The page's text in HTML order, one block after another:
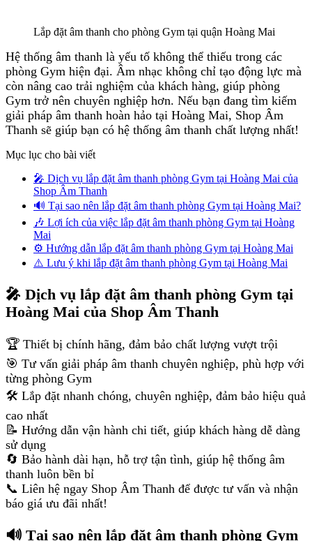
Lắp đặt âm thanh cho phòng Gym tại quận Hoàng Mai
Hệ thống âm thanh là yếu tố không thể thiếu trong các
phòng Gym hiện đại. Âm nhạc không chỉ tạo động lực mà
còn nâng cao trải nghiệm của khách hàng, giúp phòng
Gym trở nên chuyên nghiệp hơn. Nếu bạn đang tìm kiếm
giải pháp âm thanh hoàn hảo tại Hoàng Mai, Shop Âm
Thanh sẽ giúp bạn có hệ thống âm thanh chất lượng nhất!
Mục lục cho bài viết
🎤 Dịch vụ lắp đặt âm thanh phòng Gym tại Hoàng Mai của
Shop Âm Thanh
🔊 Tại sao nên lắp đặt âm thanh phòng Gym tại Hoàng Mai?
🎶 Lợi ích của việc lắp đặt âm thanh phòng Gym tại Hoàng
Mai
⚙️ Hướng dẫn lắp đặt âm thanh phòng Gym tại Hoàng Mai
⚠️ Lưu ý khi lắp đặt âm thanh phòng Gym tại Hoàng Mai
🎤 Dịch vụ lắp đặt âm thanh phòng Gym tại
Hoàng Mai của Shop Âm Thanh
🏆 Thiết bị chính hãng, đảm bảo chất lượng vượt trội
🎯 Tư vấn giải pháp âm thanh chuyên nghiệp, phù hợp với
từng phòng Gym
🛠️ Lắp đặt nhanh chóng, chuyên nghiệp, đảm bảo hiệu quả
cao nhất
📝 Hướng dẫn vận hành chi tiết, giúp khách hàng dễ dàng
sử dụng
🔄 Bảo hành dài hạn, hỗ trợ tận tình, giúp hệ thống âm
thanh luôn bền bỉ
📞 Liên hệ ngay Shop Âm Thanh để được tư vấn và nhận
báo giá ưu đãi nhất!
🔊 Tại sao nên lắp đặt âm thanh phòng Gym